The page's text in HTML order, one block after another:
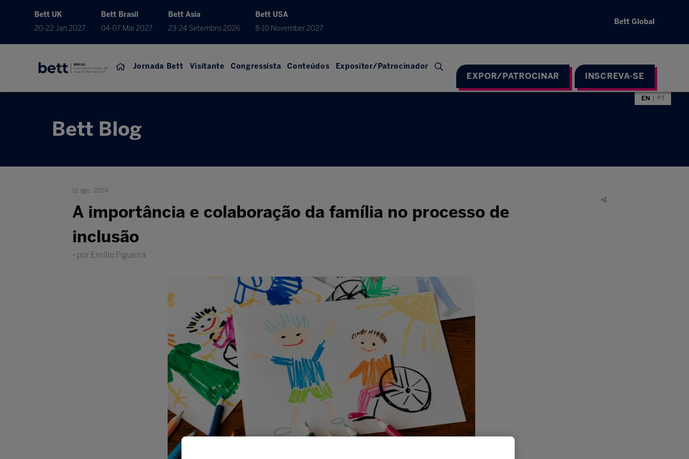
Bett UK
20-22 Jan 2027
Bett Brasil
04-07 Mai 2027
Bett Asia
23-24 Setembro 2026
Bett USA
8-10 November 2027
Bett Global
Jornada Bett Visitante Congressista Conteúdos Expositor/Patrocinador
EXPOR/PATROCINAR INSCREVA-SE
EN PT
Bett Blog
12 ago. 2024
A importância e colaboração da família no processo de
inclusão
por Emílio Figueira